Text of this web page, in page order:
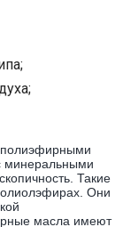
полиэфирными
минеральными
Такие
Они
масла имеют